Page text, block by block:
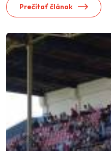
Prečítať článok